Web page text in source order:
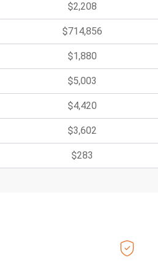
$2,208
$714,856
$1,880
$5,003
$4,420
$3,602
$283